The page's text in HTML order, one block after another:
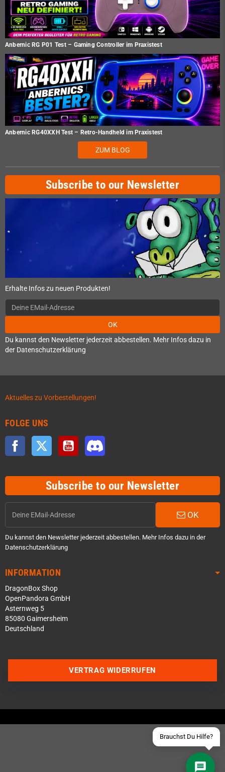
Anbernic RG P01 Test – Gaming Controller im Praxistest
Anbernic RG40XXH Test – Retro-Handheld im Praxistest
ZUM BLOG
Subscribe to our Newsletter
Erhalte Infos zu neuen Produkten!
OK
Du kannst den Newsletter jederzeit abbestellen. Mehr Infos dazu in
der Datenschutzerklärung
Aktuelles zu Vorbestellungen!
FOLGE UNS
Facebook Twitter YouTube
Subscribe to our Newsletter
OK
Du kannst den Newsletter jederzeit abbestellen. Mehr Infos dazu in der
Datenschutzerklärung
INFORMATION
DragonBox Shop
OpenPandora GmbH
Asternweg 5
85080 Gaimersheim
Deutschland
Brauchst Du Hilfe?
Schick uns eine eMail
VERTRAG WIDERRUFEN